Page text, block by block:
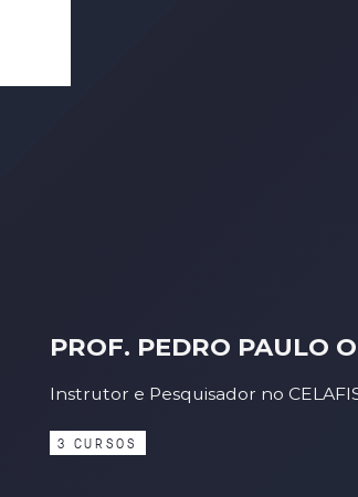
PROF. PEDRO PAULO
Instrutor e Pesquisador no
3 CUR SOS